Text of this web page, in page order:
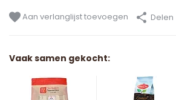
Aan verlanglijst toevoegen Delen
Vaak samen gekocht: